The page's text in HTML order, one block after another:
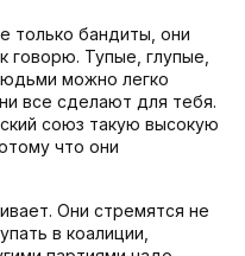
только бандиты, они
говорю. Тупые, глупые,
можно легко
все сделают для тебя.
союз такую высокую
что они
Они стремятся не
в коалиции,